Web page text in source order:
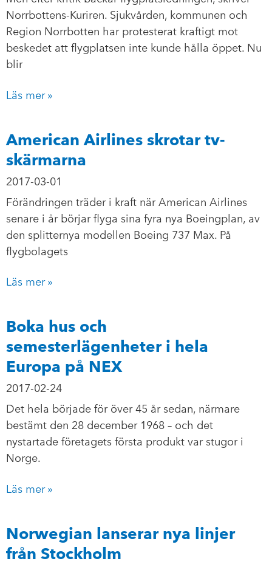
Norrbottens-Kuriren. Sjukvården, kommunen och
Region Norrbotten har protesterat kraftigt mot
beskedet att flygplatsen inte kunde hålla öppet. Nu
blir
Läs mer »
American Airlines skrotar tv-
skärmarna
2017-03-01
Förändringen träder i kraft när American Airlines
senare i år börjar flyga sina fyra nya Boeingplan, av
den splitternya modellen Boeing 737 Max. På
flygbolagets
Läs mer »
Boka hus och
semesterlägenheter i hela
Europa på NEX
2017-02-24
Det hela började för över 45 år sedan, närmare
bestämt den 28 december 1968 – och det
nystartade företagets första produkt var stugor i
Norge.
Läs mer »
Norwegian lanserar nya linjer
från Stockholm